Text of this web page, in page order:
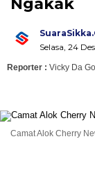
Ngakak
Selasa, 24
Reporter : Vicky Da
Camat Alok Cherry